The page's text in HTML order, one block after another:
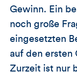
Gewinn. Ein
noch große
eingesetzten
auf den ersten
Zurzeit ist nur